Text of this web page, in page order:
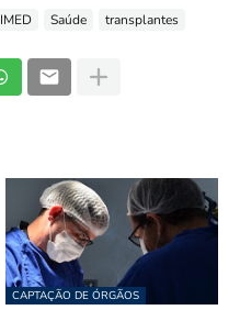
IMED Saúde transplantes
CAPTAÇÃO DE ÓRGÃOS